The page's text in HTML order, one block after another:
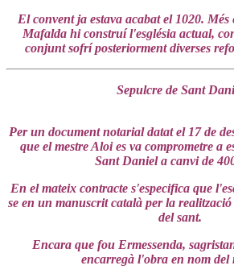
El convent ja estava acabat el 1020. Més
Mafalda hi construí l'església actual,
conjunt sofrí posteriorment diverses
Sepulcre de Sant
Per un document notarial datat el 17 de
que el mestre Aloi es va comprometre a
Sant Daniel a canvi de
En el mateix contracte s'especifica que
se en un manuscrit català per la realització
del sant.
Encara que fou Ermessenda,
encarregà l'obra en nom del